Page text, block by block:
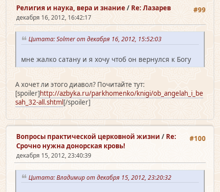
#99
Религия и наука, вера и знание/ Re: Лазарев
декабря 16, 2012, 16:42:17
Цитата: Solmer от декабря 16, 2012, 15:52:03
мне жалко сатану и я хочу чтоб он вернулся к Богу
А хочет ли этого диавол? Почитайте тут:
[spoiler]http://azbyka.ru/parkhomenko/knigi/ob_angelah_i_be
sah_32-all.shtml[/spoiler]
#100
Вопросы практической церковной жизни / Re:
Срочно нужна донорская кровь!
декабря 15, 2012, 23:40:39
Цитата: Владимир от декабря 15, 2012, 23:20:32